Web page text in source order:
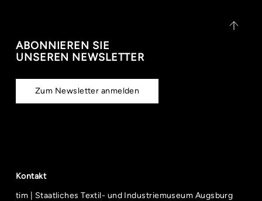
ABONNIEREN SIE
UNSEREN NEWSLETTER
Zum Newsletter anmelden
Kontakt
tim | Staatliches Textil- und Industriemuseum Augsburg